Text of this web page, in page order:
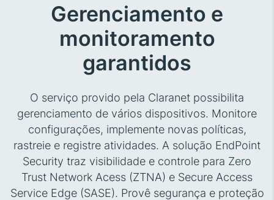
Gerenciamento e
monitoramento
garantidos
O serviço provido pela Claranet possibilita
gerenciamento de vários dispositivos. Monitore
configurações, implemente novas políticas,
rastreie e registre atividades. A solução EndPoint
Security traz visibilidade e controle para Zero
Trust Network Acess (ZTNA) e Secure Access
Service Edge (SASE). Provê segurança e proteção